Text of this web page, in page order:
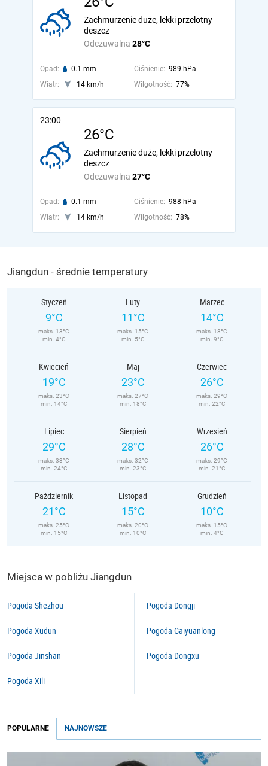
Odczuwalna 28°C
Zachmurzenie duże, lekki przelotny
deszcz
Opad: 0.1 mm Ciśnienie: 989 hPa
Wiatr:
14 km/h Wilgotność: 77%
23:00
26°C
Odczuwalna 27°C
Zachmurzenie duże, lekki przelotny
deszcz
Opad: 0.1 mm Ciśnienie: 988 hPa
Wiatr:
14 km/h Wilgotność: 78%
Jiangdun - średnie temperatury
Styczeń
9°C
maks. 13°C
min. 4°C
Luty
11°C
maks. 15°C
min. 5°C
Marzec
14°C
maks. 18°C
min. 9°C
Kwiecień
19°C
maks. 23°C
min. 14°C
Maj
23°C
maks. 27°C
min. 18°C
Czerwiec
26°C
maks. 29°C
min. 22°C
Lipiec
29°C
maks. 33°C
min. 24°C
Sierpień
28°C
maks. 32°C
min. 23°C
Wrzesień
26°C
maks. 29°C
min. 21°C
Październik
21°C
maks. 25°C
min. 15°C
Listopad
15°C
maks. 20°C
min. 10°C
Grudzień
10°C
maks. 15°C
min. 4°C
Miejsca w pobliżu Jiangdun
Pogoda Shezhou
Pogoda Xudun
Pogoda Jinshan
Pogoda Xili
Pogoda Dongji
Pogoda Gaiyuanlong
Pogoda Dongxu
POPULARNE NAJNOWSZE